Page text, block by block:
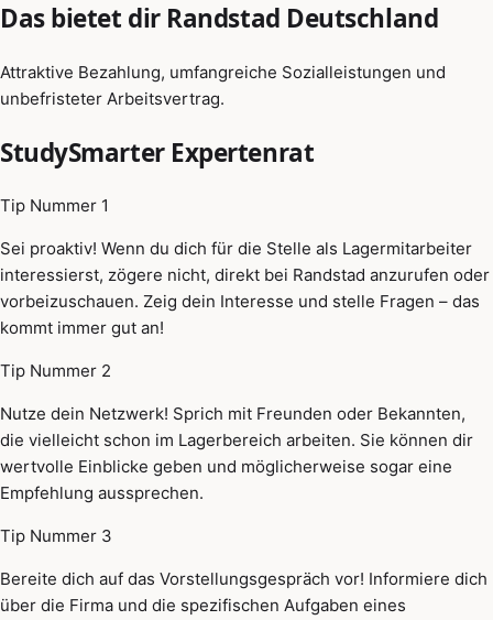
Das bietet dir Randstad Deutschland
Attraktive Bezahlung, umfangreiche Sozialleistungen und
unbefristeter Arbeitsvertrag.
StudySmarter Expertenrat
Tip Nummer 1
Sei proaktiv! Wenn du dich für die Stelle als Lagermitarbeiter
interessierst, zögere nicht, direkt bei Randstad anzurufen oder
vorbeizuschauen. Zeig dein Interesse und stelle Fragen – das
kommt immer gut an!
Tip Nummer 2
Nutze dein Netzwerk! Sprich mit Freunden oder Bekannten,
die vielleicht schon im Lagerbereich arbeiten. Sie können dir
wertvolle Einblicke geben und möglicherweise sogar eine
Empfehlung aussprechen.
Tip Nummer 3
Bereite dich auf das Vorstellungsgespräch vor! Informiere dich
über die Firma und die spezifischen Aufgaben eines